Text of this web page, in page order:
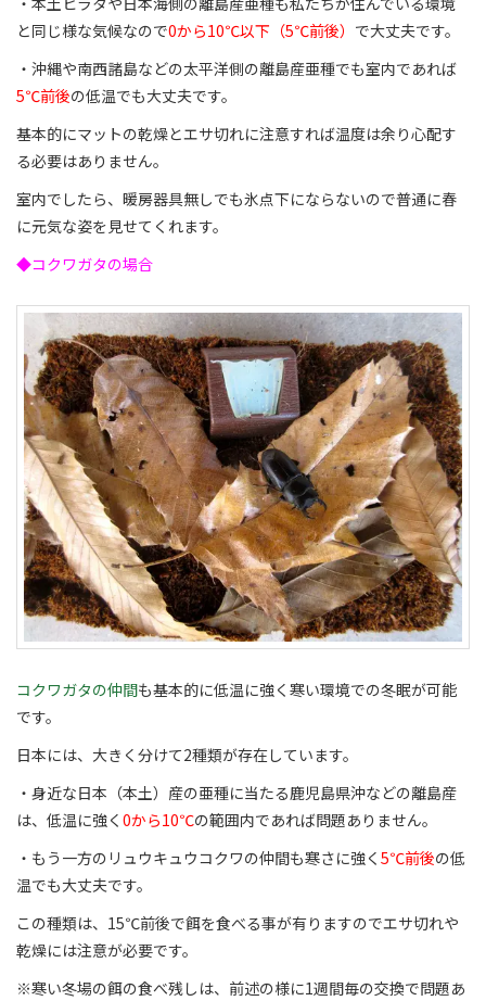
と同じ様な気候なので0から10℃以下（5℃前後） で大丈夫です。
・沖縄や南西諸島などの太平洋側の離島産亜種でも室内であれば
5℃前後の低温でも大丈夫です。
基本的にマットの乾燥とエサ切れに注意すれば温度は余り心配す
る必要はありません。
室内でしたら、暖房器具無しでも氷点下にならないので普通に春
に元気な姿を見せてくれます。
◆コクワガタの場合
コクワガタの仲間も基本的に低温に強く寒い環境での冬眠が可能
です。
日本には、大きく分けて2種類が存在しています。
・身近な日本（本土）産の亜種に当たる鹿児島県沖などの離島産
は、低温に強く 0から10℃の範囲内であれば問題ありません。
・もう一方のリュウキュウコクワの仲間も寒さに強く 5℃前後の低
温でも大丈夫です。
この種類は、15℃前後で餌を食べる事が有りますのでエサ切れや
乾燥には注意が必要です。
※寒い冬場の餌の食べ残しは、前述の様に1週間毎の交換で問題あ